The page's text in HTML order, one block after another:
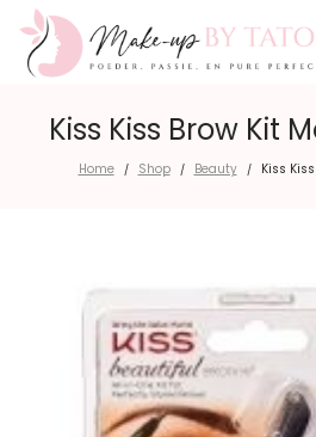
Kiss Kiss Brow Kit
Home / Shop / Beauty / Kiss